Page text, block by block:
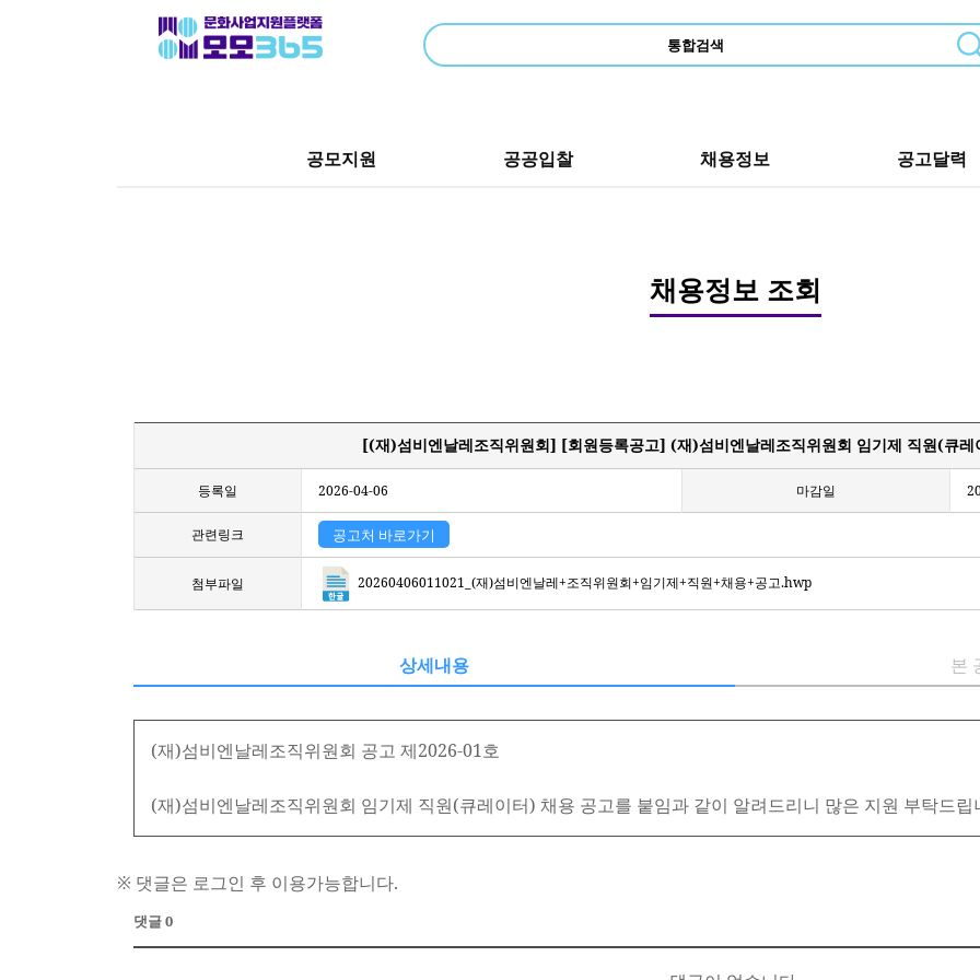
공모지원 공공입찰 채용정보 공고달력
채용정보 조회
[(재)섬비엔날레조직위원회] [회원등록공고] (재)섬비엔날레조직위원회 임기제 직원(큐레
등록일 2026-04-06 마감일
관련링크 공고처 바로가기
첨부파일 20260406011021_(재)섬비엔날레+조직위원회+임기제+직원+채용+공고.hwp
상세내용 본
(재)섬비엔날레조직위원회 공고 제2026-01호
(재)섬비엔날레조직위원회 임기제 직원(큐레이터) 채용 공고를 붙임과 같이 알려드리니 많은 지원 부탁드립
※ 댓글은 로그인 후 이용가능합니다.
댓글 0